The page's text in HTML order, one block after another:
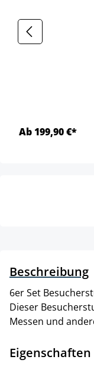
Ab 199,90 €*
Beschreibung
6er Set
Dieser
Messen und
Eigenschaften